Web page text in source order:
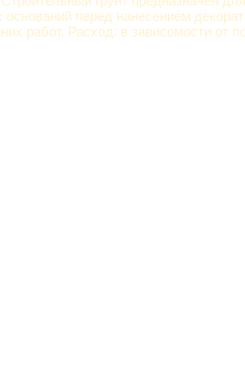
перед нанесением
работ. Расход: в зависомости от